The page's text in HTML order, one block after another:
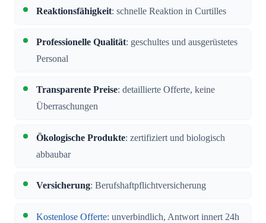
Reaktionsfähigkeit: schnelle Reaktion in Curtilles
Professionelle Qualität: geschultes und ausgerüstetes
Personal
Transparente Preise: detaillierte Offerte, keine
Überraschungen
Ökologische Produkte: zertifiziert und biologisch
abbaubar
Versicherung: Berufshaftpflichtversicherung
Kostenlose Offerte: unverbindlich, Antwort innert 24h